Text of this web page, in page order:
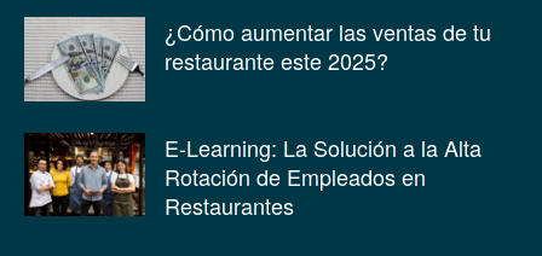
¿Cómo aumentar las ventas de tu
restaurante este 2025?
E-Learning: La Solución a la Alta
Rotación de Empleados en
Restaurantes